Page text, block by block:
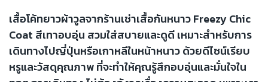
เสื้อโค้ทยาวผ้าวูลจากร้านเช่าเสื้อกันหนาว Freezy Chic
Coat สีเทาอบอุ่น สวมใส่สบายและดูดี เหมาะสำหรับการ
เดินทางไปญี่ปุ่นหรือเกาหลีในหน้าหนาว ด้วยดีไซน์เรียบ
หรูและวัสดุคุณภาพ ที่จะทำให้คุณรู้สึกอบอุ่นและมั่นใจใน